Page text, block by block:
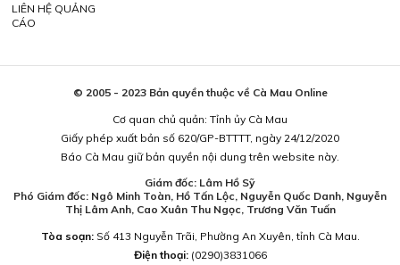
LIÊN HỆ QUẢNG
CÁO
© 2005 - 2023 Bản quyền thuộc về Cà Mau Online
Cơ quan chủ quản: Tỉnh ủy Cà Mau
Giấy phép xuất bản số 620/GP-BTTTT, ngày 24/12/2020
Báo Cà Mau giữ bản quyền nội dung trên website này.
Giám đốc: Lâm Hồ Sỹ
Phó Giám đốc: Ngô Minh Toàn, Hồ Tấn Lộc, Nguyễn Quốc Danh, Nguyễn
Thị Lâm Anh, Cao Xuân Thu Ngọc, Trương Văn Tuấn
Tòa soạn:Số 413 Nguyễn Trãi, Phường An Xuyên, tỉnh Cà Mau.
Điện thoại: (0290)3831066